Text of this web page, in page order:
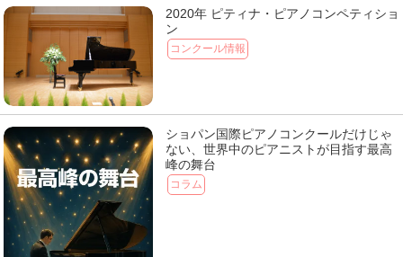
2020年 ピティナ・ピアノコンペティショ
ン
コンクール情報
ショパン国際ピアノコンクールだけじゃ
ない、世界中のピアニストが目指す最高
峰の舞台
コラム